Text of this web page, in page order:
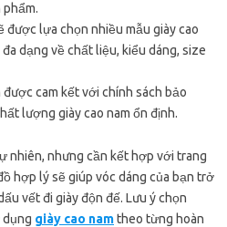
phẩm.
được lựa chọn nhiều mẫu giày cao
dạng về chất liệu, kiểu dáng, size
cam kết với chính sách bảo
lượng giày cao nam ổn định.
nhiên, nhưng cần kết hợp với trang
hợp lý sẽ giúp vóc dáng của bạn trở
vết đi giày độn đế. Lưu ý chọn
dụng giày cao namtheo từng hoàn